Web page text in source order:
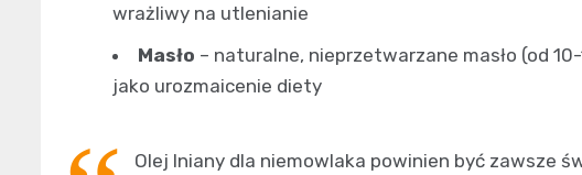
wrażliwy na utlenianie
Masło – naturalne, nieprzetwarzane masło (od
jako urozmaicenie diety
Olej lniany dla niemowlaka powinien być zawsze